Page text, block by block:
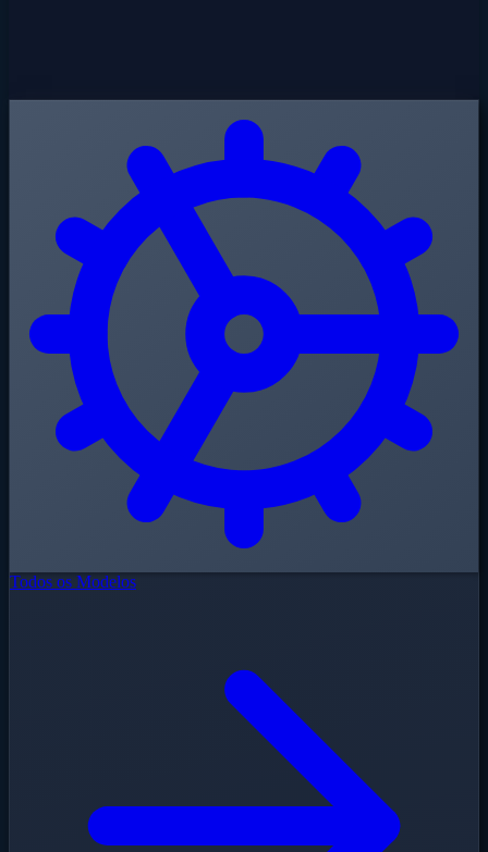
Todos os Modelos